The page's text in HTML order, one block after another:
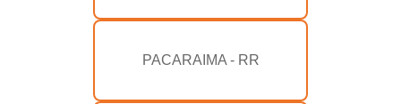
PACARAIMA - RR